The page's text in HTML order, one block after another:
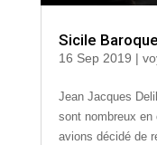
Sicile Baroque
16 Sep 2019 |
Jean Jacques
sont nombreux en
avions décidé de